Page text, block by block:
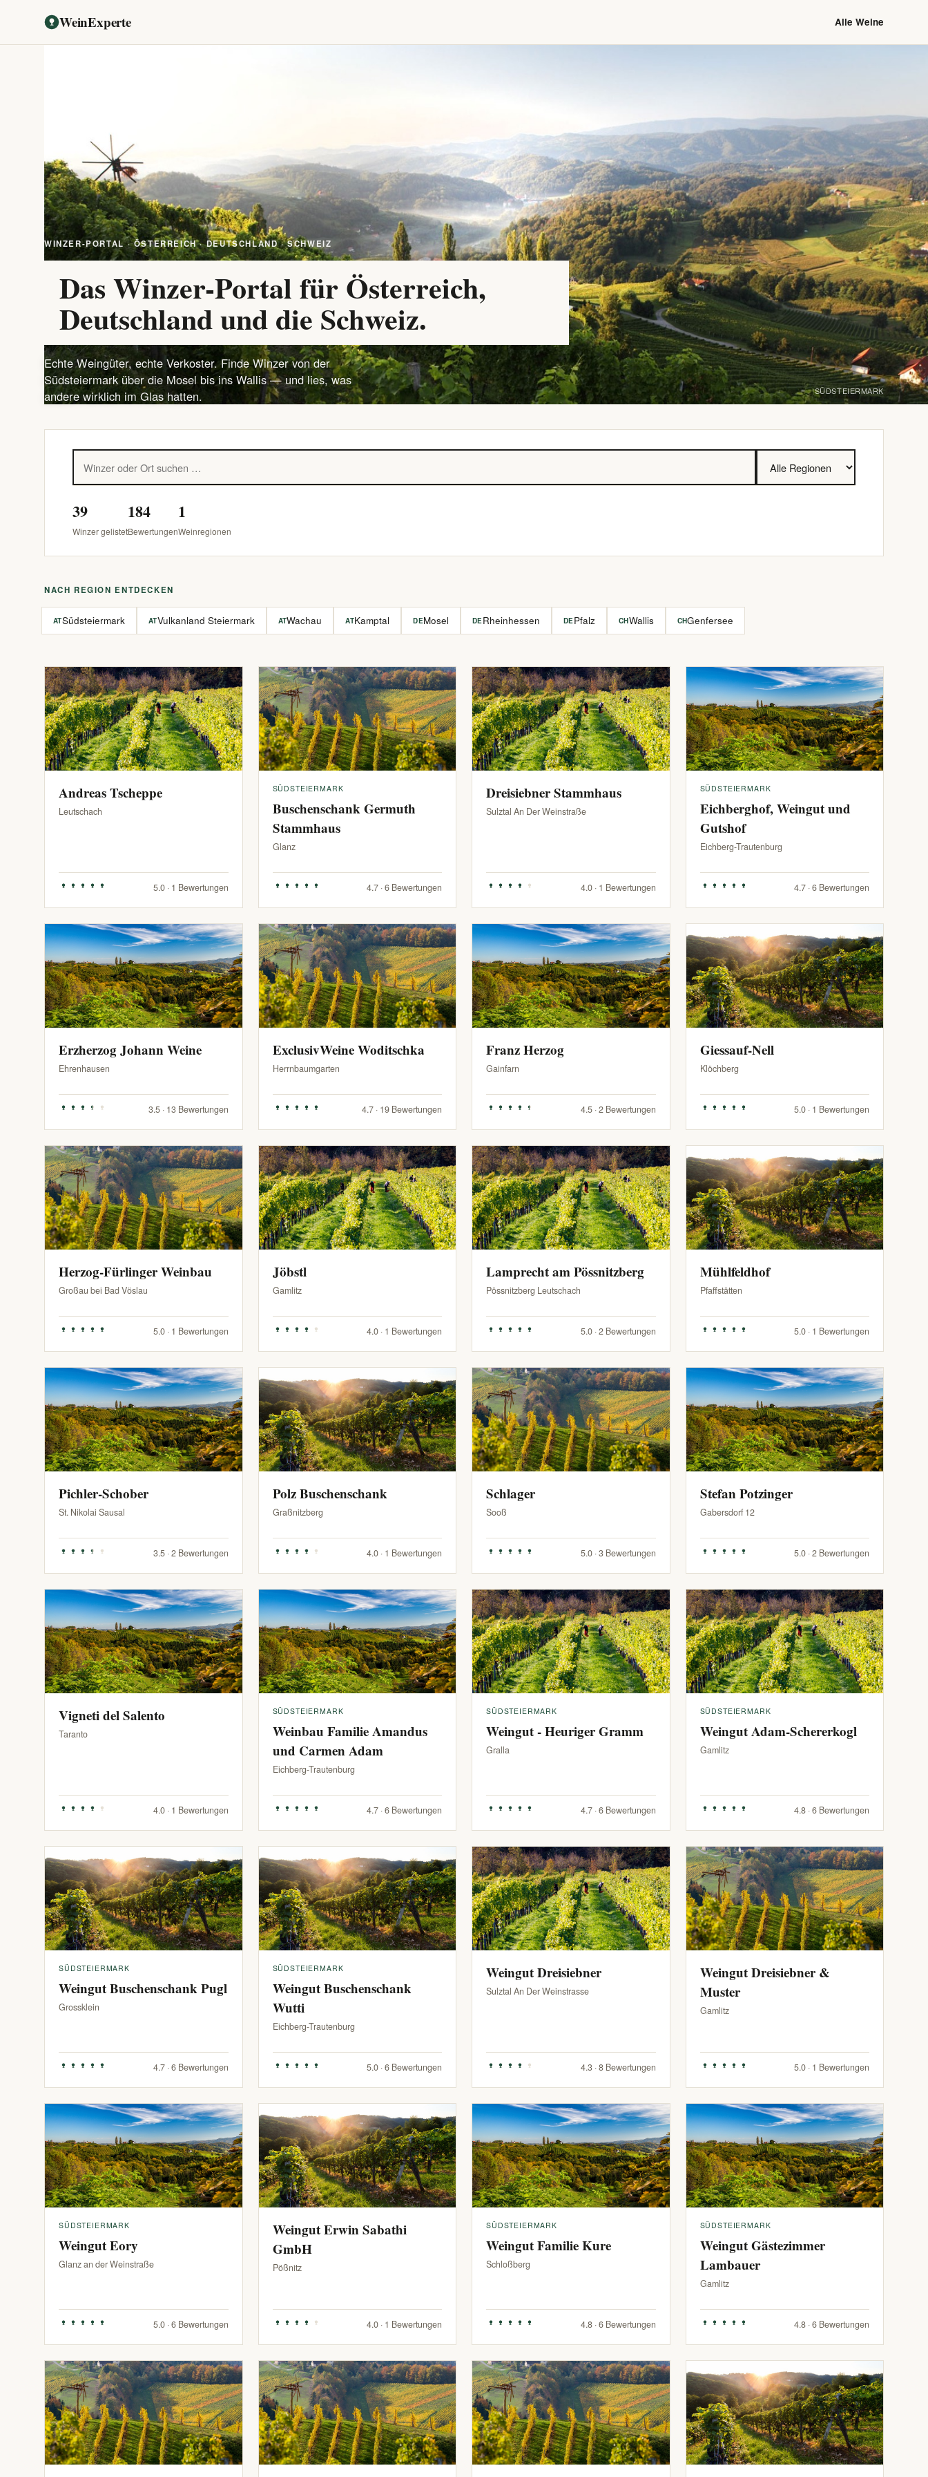
WeinExperte Alle Weine
WINZER-PORTAL · ÖSTERREICH · DEUTSCHLAND · SCHWEIZ
Das Winzer-Portal für Österreich,
Deutschland und die Schweiz.
Echte Weingüter, echte Verkoster. Finde Winzer von der
Südsteiermark über die Mosel bis ins Wallis — und lies, was
andere wirklich im Glas hatten.
SÜDSTEIERMARK
39
Winzer gelistet
184
Bewertungen
1
Weinregionen
NACH REGION ENTDECKEN
ATSüdsteiermark ATVulkanland Steiermark ATWachau ATKamptal DEMosel DE Rheinhessen DE Pfalz CHWallis CHGenfersee
Andreas Tscheppe
Leutschach
5.0 · 1 Bewertungen
SÜDSTEIERMARK
Buschenschank Germuth
Stammhaus
Glanz
4.7 · 6 Bewertungen
Dreisiebner Stammhaus
Sulztal An Der Weinstraße
4.0 · 1 Bewertungen
SÜDSTEIERMARK
Eichberghof, Weingut und
Gutshof
Eichberg-Trautenburg
4.7 · 6 Bewertungen
Erzherzog Johann Weine
Ehrenhausen
3.5 · 13 Bewertungen
ExclusivWeine Woditschka
Herrnbaumgarten
4.7 · 19 Bewertungen
Franz Herzog
Gainfarn
4.5 · 2 Bewertungen
Giessauf-Nell
Klöchberg
5.0 · 1 Bewertungen
Herzog-Fürlinger Weinbau
Großau bei Bad Vöslau
5.0 · 1 Bewertungen
Jöbstl
Gamlitz
4.0 · 1 Bewertungen
Lamprecht am Pössnitzberg
Pössnitzberg Leutschach
5.0 · 2 Bewertungen
Mühlfeldhof
Pfaffstätten
5.0 · 1 Bewertungen
Pichler-Schober
St. Nikolai Sausal
3.5 · 2 Bewertungen
Polz Buschenschank
Graßnitzberg
4.0 · 1 Bewertungen
Schlager
Sooß
5.0 · 3 Bewertungen
Stefan Potzinger
Gabersdorf 12
5.0 · 2 Bewertungen
Vigneti del Salento
Taranto
4.0 · 1 Bewertungen
SÜDSTEIERMARK
Weinbau Familie Amandus
und Carmen Adam
Eichberg-Trautenburg
4.7 · 6 Bewertungen
SÜDSTEIERMARK
Weingut - Heuriger Gramm
Gralla
4.7 · 6 Bewertungen
SÜDSTEIERMARK
Weingut Adam-Schererkogl
Gamlitz
4.8 · 6 Bewertungen
SÜDSTEIERMARK
Weingut Buschenschank Pugl
Grossklein
4.7 · 6 Bewertungen
SÜDSTEIERMARK
Weingut Buschenschank
Wutti
Eichberg-Trautenburg
5.0 · 6 Bewertungen
Weingut Dreisiebner
Sulztal An Der Weinstrasse
4.3 · 8 Bewertungen
Weingut Dreisiebner &
Muster
Gamlitz
5.0 · 1 Bewertungen
SÜDSTEIERMARK
Weingut Eory
Glanz an der Weinstraße
5.0 · 6 Bewertungen
Weingut Erwin Sabathi
GmbH
Pößnitz
4.0 · 1 Bewertungen
SÜDSTEIERMARK
Weingut Familie Kure
Schloßberg
4.8 · 6 Bewertungen
SÜDSTEIERMARK
Weingut Gästezimmer
Lambauer
Gamlitz
4.8 · 6 Bewertungen